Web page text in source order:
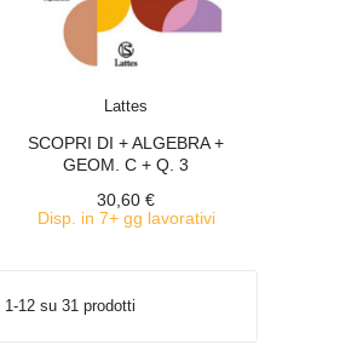
Lattes
SCOPRI DI + ALGEBRA +
GEOM. C + Q. 3
30,60 €
Disp. in 7+ gg lavorativi
12 su 31 prodotti